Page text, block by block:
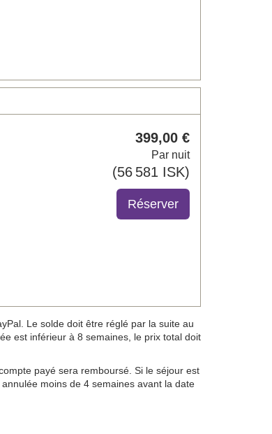
399,00 €
Par nuit
(56 581 ISK)
Le solde doit être réglé par la suite au
est inférieur à 8 semaines, le prix total doit
payé sera remboursé. Si le séjour est
moins de 4 semaines avant la date